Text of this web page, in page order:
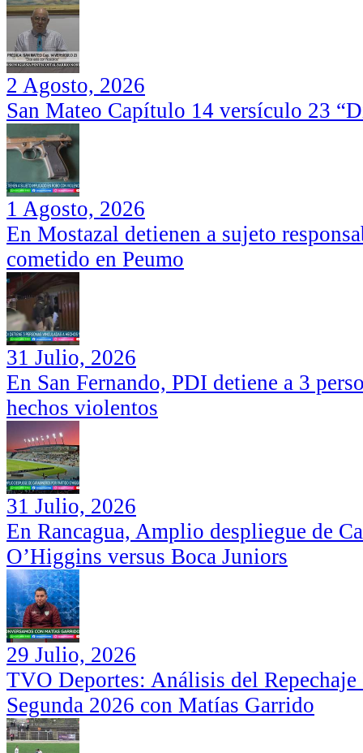
2 Agosto, 2026
San Mateo Capítulo 14 versículo 23
1 Agosto, 2026
En Mostazal detienen a sujeto
cometido en Peumo
31 Julio, 2026
En San Fernando, PDI detiene a 3
hechos violentos
31 Julio, 2026
En Rancagua, Amplio despliegue de
O’Higgins versus Boca Juniors
29 Julio, 2026
TVO Deportes: Análisis del
Segunda 2026 con Matías Garrido